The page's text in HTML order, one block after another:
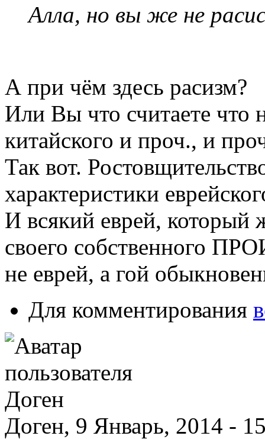
Алла, но вы же не
А при чём здесь расизм?
Или Вы что считаете что
китайского и проч., и
Так вот.
характеристики
И всякий еврей, который
своего собственного
не еврей, а гой
Для комментирования
Доген, 9 Январь, 2014 -